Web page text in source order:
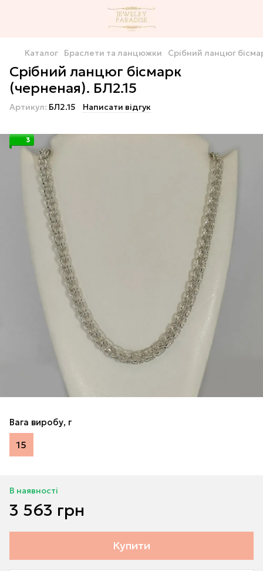
Каталог Браслети та ланцюжки Срібний ланцюг
Срібний ланцюг бісмарк
(черненая). БЛ2.15
Артикул: БЛ2.15 Написати відгук
3
Вага виробу, г
15
В наявності
3 563 грн
Купити